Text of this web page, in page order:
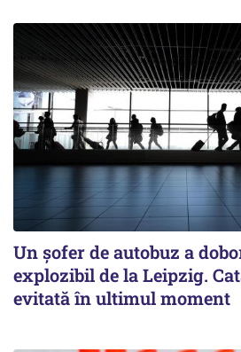
Un șofer de autobuz a
explozibil de la Leipzig.
evitată în ultimul moment